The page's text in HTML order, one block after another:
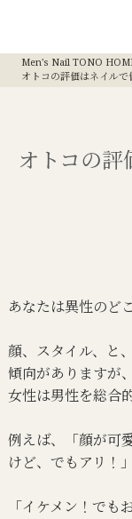
Men's Nail TONO
オトコの評価はネイルで
オトコの評
あなたは異性のど
顔、スタイル、と
傾向がありますが、
女性は男性を総合
例えば、「顔が可
けど、でもアリ！
「イケメン！でも